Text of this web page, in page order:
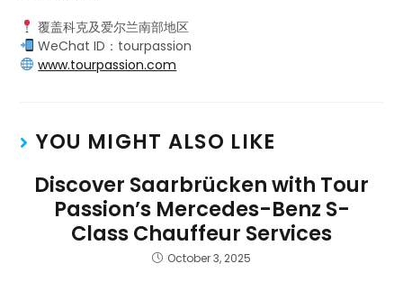
覆盖科克及爱尔兰南部地区
WeChat ID：tourpassion
www.tourpassion.com
YOU MIGHT ALSO LIKE
Discover Saarbrücken with Tour
Passion’s Mercedes-Benz S-
Class Chauffeur Services
October 3, 2025